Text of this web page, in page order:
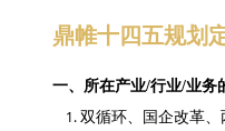
鼎帷十四五规划
一、所在产业/行业/业务
双循环、国企改革